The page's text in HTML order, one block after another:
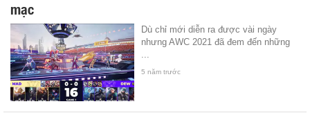
mạc
Dù chỉ mới diễn ra được vài ngày
nhưng AWC 2021 đã đem đến những
5 năm trước